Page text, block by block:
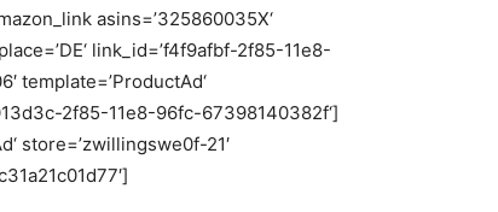
asins=’325860035X‘
link_id=’f4f9afbf-2f85-11e8-
template=’ProductAd‘
2f85-11e8-96fc-67398140382f‘]
store=’zwillingswe0f-21′